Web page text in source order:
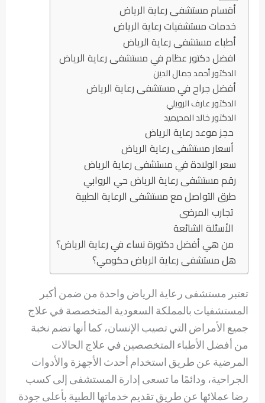
أقسام مستشفى رعاية الرياض
خدمات مستشفيات رعاية الرياض
أطباء مستشفى رعاية الرياض
افضل دكتور عظام في مستشفى رعاية الرياض
الدكتور أحمد جمال الدين
أفضل جراح في مستشفى رعاية الرياض
الدكتور عارف الرويلي
الدكتور خالد المحيميد
حجز موعد رعاية الرياض
أسعار مستشفى رعاية الرياض
سعر الولادة في مستشفى رعاية الرياض
رقم مستشفى رعاية الرياض حي الروابي
طرق التواصل مع مستشفى الرعاية الطبية
تجارب المرضى
الأسئلة الشائعة
من هي أفضل دكتورة نساء في رعاية الرياض؟
هل مستشفى رعاية الرياض حكومي؟
تعتبر مستشفى رعاية الرياض واحدة من ضمن أكبر
المستشفيات بالمملكة السعودية المتخصصة في علاج
جميع الأمراض التي تصيب الإنسان، كما أنها تضم نخبة
من أفضل الأطباء المتخصصين في علاج الحالات
المرضية عن طريق استخدام أحدث الأجهزة والأدوات
الجراحية، ودائمًا ما تسعى إدارة المستشفى إلى كسب
رضا عملائها عن طريق تقديم خدماتها الطبية بأعلى جودة